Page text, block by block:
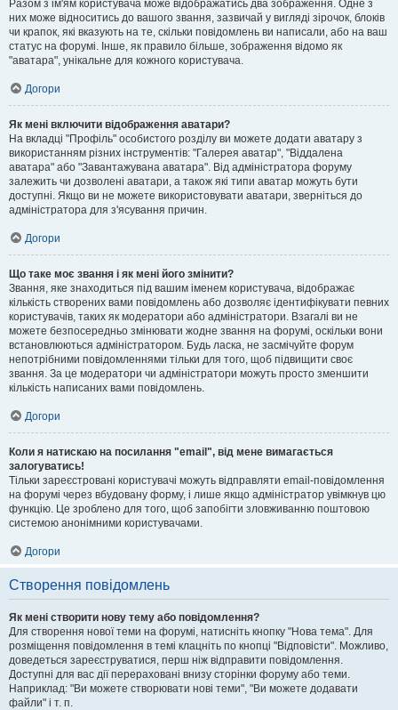
Разом з ім'ям користувача може відображатись два зображення. Одне з
них може відноситись до вашого звання, зазвичай у вигляді зірочок, блоків
чи крапок, які вказують на те, скільки повідомлень ви написали, або на ваш
статус на форумі. Інше, як правило більше, зображення відомо як
"аватара", унікальне для кожного користувача.
Догори
Як мені включити відображення аватари?
На вкладці "Профіль" особистого розділу ви можете додати аватару з
використанням різних інструментів: "Галерея аватар", "Віддалена
аватара" або "Завантажувана аватара". Від адміністратора форуму
залежить чи дозволені аватари, а також які типи аватар можуть бути
доступні. Якщо ви не можете використовувати аватари, зверніться до
адміністратора для з'ясування причин.
Догори
Що таке моє звання і як мені його змінити?
Звання, яке знаходиться під вашим іменем користувача, відображає
кількість створених вами повідомлень або дозволяє ідентифікувати певних
користувачів, таких як модератори або адміністратори. Взагалі ви не
можете безпосередньо змінювати жодне звання на форумі, оскільки вони
встановлюються адміністратором. Будь ласка, не засмічуйте форум
непотрібними повідомленнями тільки для того, щоб підвищити своє
звання. За це модератори чи адміністратори можуть просто зменшити
кількість написаних вами повідомлень.
Догори
Коли я натискаю на посилання "email", від мене вимагається
залогуватись!
Тільки зареєстровані користувачі можуть відправляти email-повідомлення
на форумі через вбудовану форму, і лише якщо адміністратор увімкнув цю
функцію. Це зроблено для того, щоб запобігти зловживанню поштовою
системою анонімними користувачами.
Догори
Створення повідомлень
Як мені створити нову тему або повідомлення?
Для створення нової теми на форумі, натисніть кнопку "Нова тема". Для
розміщення повідомлення в темі клацніть по кнопці "Відповісти". Можливо,
доведеться зареєструватися, перш ніж відправити повідомлення.
Доступні для вас дії перераховані внизу сторінки форуму або теми.
Наприклад: "Ви можете створювати нові теми", "Ви можете додавати
файли" і т. п.